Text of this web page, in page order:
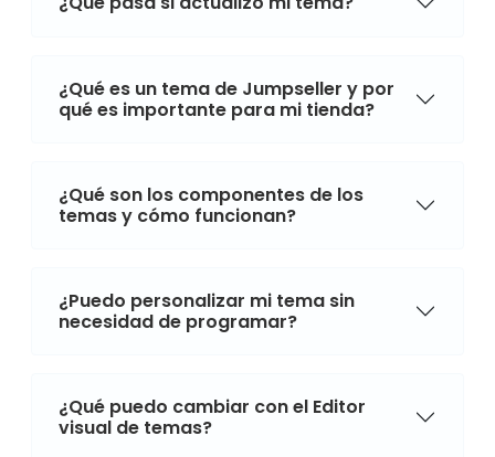
¿Qué es un tema de Jumpseller y por
qué es importante para mi tienda?
¿Qué son los componentes de los
temas y cómo funcionan?
¿Puedo personalizar mi tema sin
necesidad de programar?
¿Qué puedo cambiar con el Editor
visual de temas?